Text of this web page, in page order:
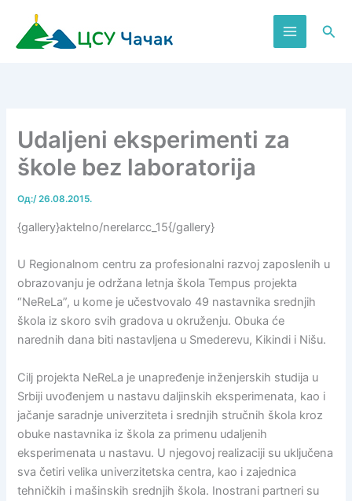
садржај
Udaljeni eksperimenti za
škole bez laboratorija
Од:/26.08.2015.
{gallery}aktelno/nerelarcc_15{/gallery}
U Regionalnom centru za profesionalni razvoj zaposlenih u
obrazovanju je održana letnja škola Tempus projekta
“NeReLa”, u kome je učestvovalo 49 nastavnika srednjih
škola iz skoro svih gradova u okruženju. Obuka će
narednih dana biti nastavljena u Smederevu, Kikindi i Nišu.
Cilj projekta NeReLa je unapređenje inženjerskih studija u
Srbiji uvođenjem u nastavu daljinskih eksperimenata, kao i
jačanje saradnje univerziteta i srednjih stručnih škola kroz
obuke nastavnika iz škola za primenu udaljenih
eksperimenata u nastavu. U njegovoj realizaciji su uključena
sva četiri velika univerzitetska centra, kao i zajednica
tehničkih i mašinskih srednjih škola. Inostrani partneri su